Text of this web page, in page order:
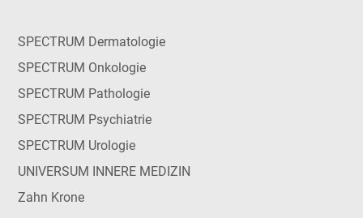
SPECTRUM Dermatologie
SPECTRUM Onkologie
SPECTRUM Pathologie
SPECTRUM Psychiatrie
SPECTRUM Urologie
UNIVERSUM INNERE MEDIZIN
Zahn Krone